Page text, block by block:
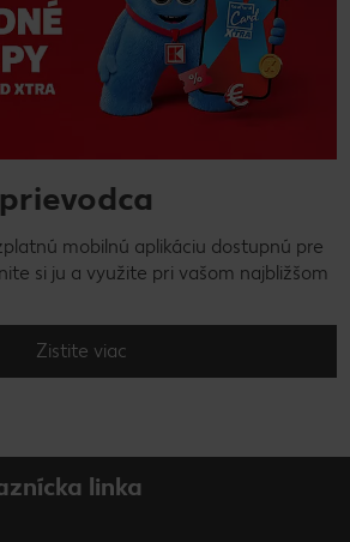
mobilnú aplikáciu dostupnú pre
si ju a využite pri vašom najbližšom
Zistite viac
linka